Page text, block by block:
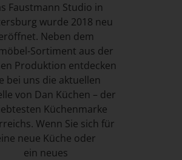
Faustmann Studio in
wurde 2018 neu
Neben dem
Sortiment aus der
Produktion entdecken
bei uns die aktuellen
von Dan Küchen – der
Küchenmarke
Wenn Sie sich für
neue Küche oder
ein neues